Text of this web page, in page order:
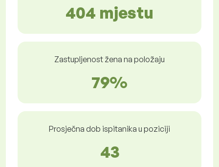
404 mjestu
Zastupljenost žena na položaju
79%
Prosječna dob ispitanika u poziciji
43